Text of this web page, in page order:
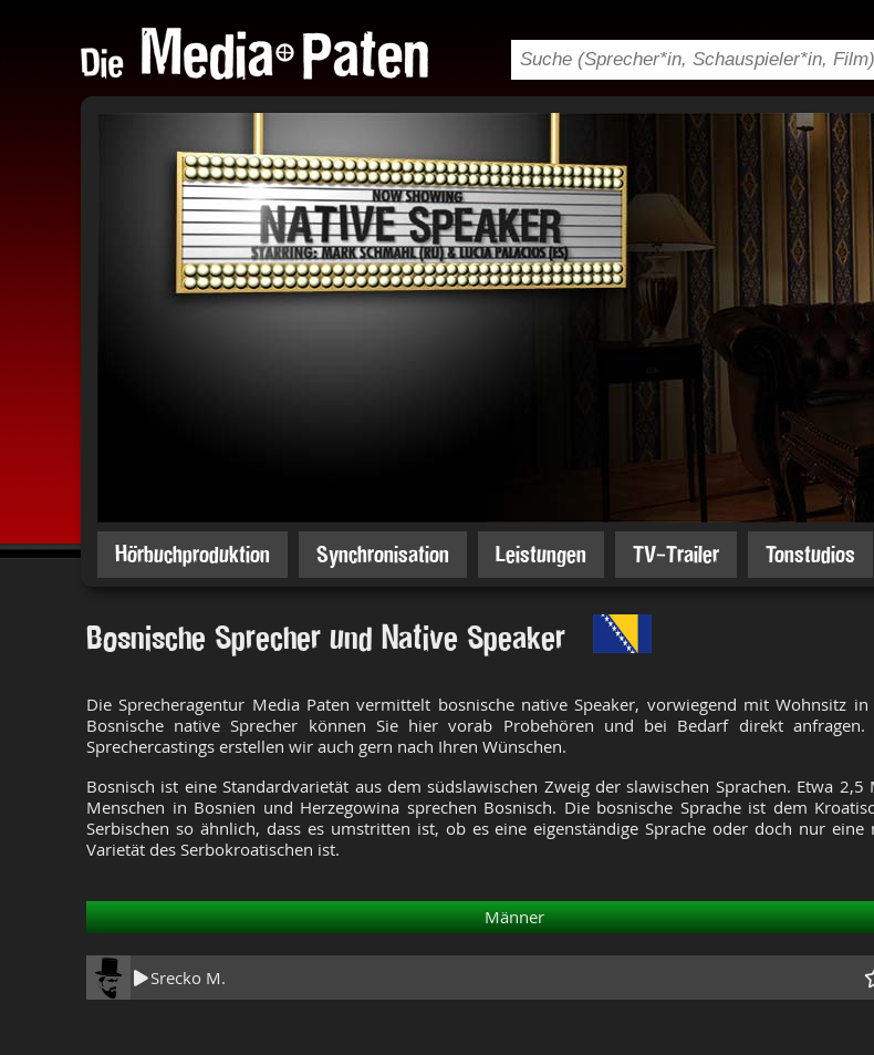
Hörbuchproduktion Synchronisation Leistungen TV-Trailer Tonstudios
Bosnische Sprecher und Native Speaker
Die Sprecheragentur Media Paten vermittelt bosnische native Speaker, vorwiegend mit Wohnsitz in
Bosnische native Sprecher können Sie hier vorab Probehören und bei Bedarf direkt anfragen.
Sprechercastings erstellen wir auch gern nach Ihren Wünschen.
Bosnisch ist eine Standardvarietät aus dem südslawischen Zweig der slawischen Sprachen. Etwa 2,5
Menschen in Bosnien und Herzegowina sprechen Bosnisch. Die bosnische Sprache ist dem
Serbischen so ähnlich, dass es umstritten ist, ob es eine eigenständige Sprache oder doch nur eine
Varietät des Serbokroatischen ist.
Männer
Srecko M.